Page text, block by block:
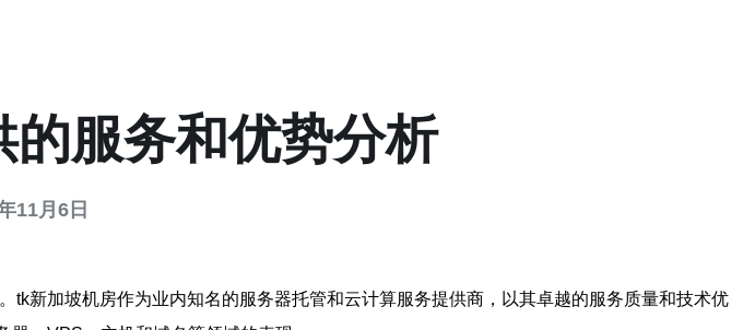
服务和优势分析
11月6日
新加坡机房作为业内知名的服务器托管和云计算服务提供商，以其卓越的服务质量和技术优